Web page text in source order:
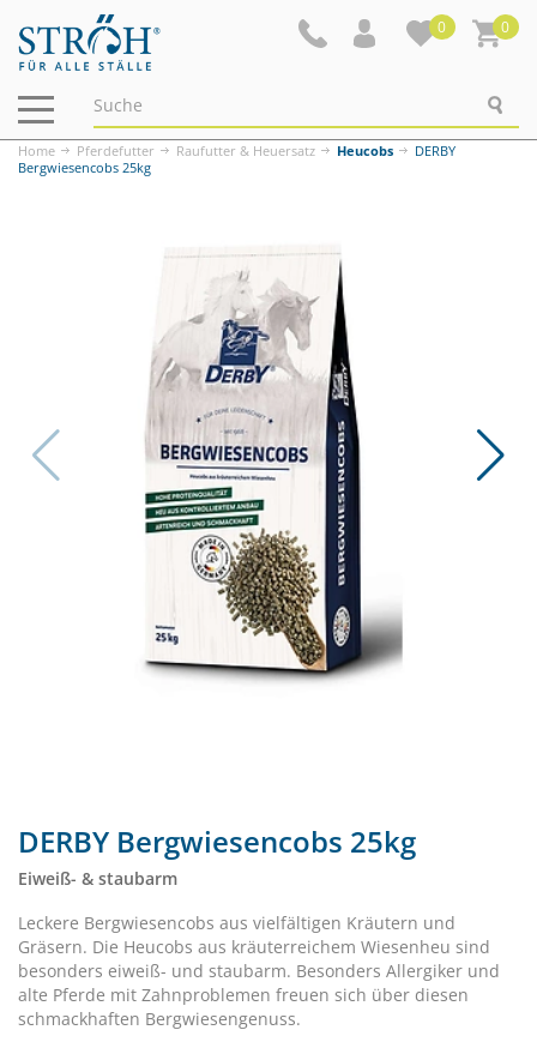
0 0
Navigation
ein-/ausblenden
Home Pferdefutter Raufutter & Heuersatz Heucobs
DERBY
Bergwiesencobs 25kg
DERBY Bergwiesencobs 25kg
Eiweiß- & staubarm
Leckere Bergwiesencobs aus vielfältigen Kräutern und
Gräsern. Die Heucobs aus kräuterreichem Wiesenheu sind
besonders eiweiß- und staubarm. Besonders Allergiker und
alte Pferde mit Zahnproblemen freuen sich über diesen
schmackhaften Bergwiesengenuss.